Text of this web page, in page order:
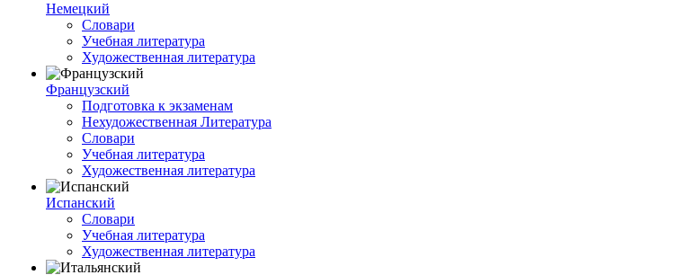
Немецкий
Словари
Учебная литература
Художественная литература
Французский
Подготовка к экзаменам
Нехудожественная Литература
Словари
Учебная литература
Художественная литература
Испанский
Словари
Учебная литература
Художественная литература